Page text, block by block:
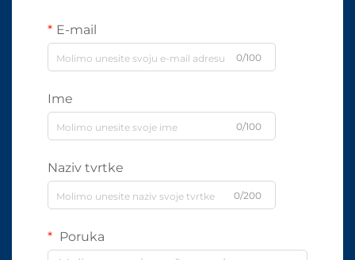
E-mail
0/100
Ime
0/100
Naziv tvrtke
0/200
Poruka